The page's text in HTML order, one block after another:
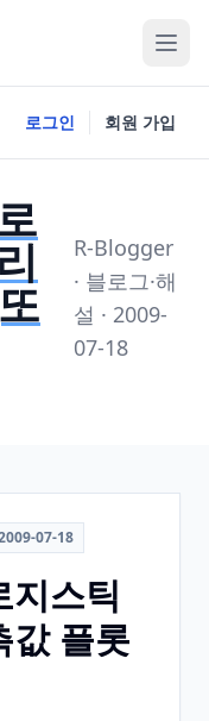
로그인 회원 가입
R-Blogger
· 블로그·해
설 · 2009-
07-18
07-18
지스틱
값 플롯